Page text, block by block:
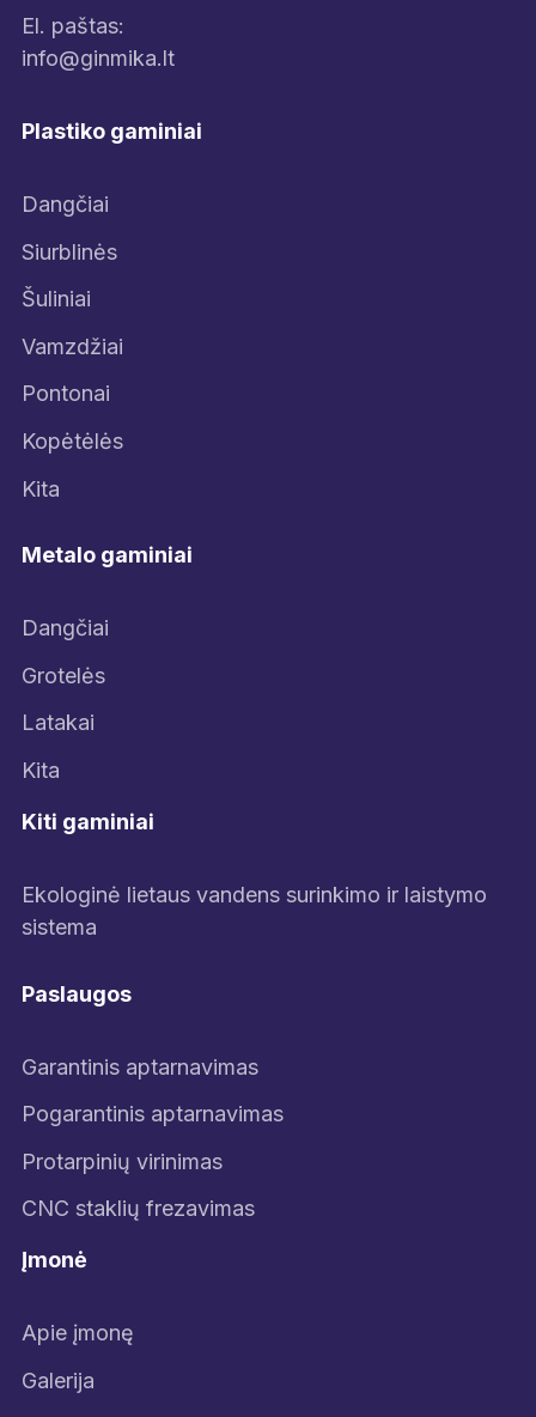
El. paštas:
info@ginmika.lt
Plastiko gaminiai
Dangčiai
Siurblinės
Šuliniai
Vamzdžiai
Pontonai
Kopėtėlės
Kita
Metalo gaminiai
Dangčiai
Grotelės
Latakai
Kita
Kiti gaminiai
Ekologinė lietaus vandens surinkimo ir laistymo
sistema
Paslaugos
Garantinis aptarnavimas
Pogarantinis aptarnavimas
Protarpinių virinimas
CNC staklių frezavimas
Įmonė
Apie įmonę
Galerija